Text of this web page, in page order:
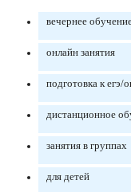
вечернее
онлайн занятия
подготовка к егэ/
дистанционное
занятия в группах
для детей